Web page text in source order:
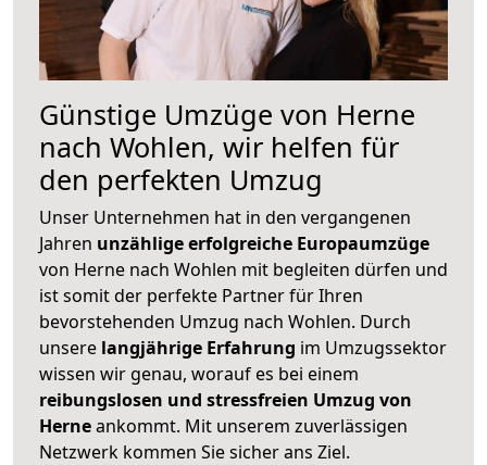
Günstige Umzüge von Herne
nach Wohlen, wir helfen für
den perfekten Umzug
Unser Unternehmen hat in den vergangenen
Jahren unzählige erfolgreiche Europaumzüge
von Herne nach Wohlen mit begleiten dürfen und
ist somit der perfekte Partner für Ihren
bevorstehenden Umzug nach Wohlen. Durch
unsere langjährige Erfahrung im Umzugssektor
wissen wir genau, worauf es bei einem
reibungslosen und stressfreien Umzug von
Herneankommt. Mit unserem zuverlässigen
Netzwerk kommen Sie sicher ans Ziel.